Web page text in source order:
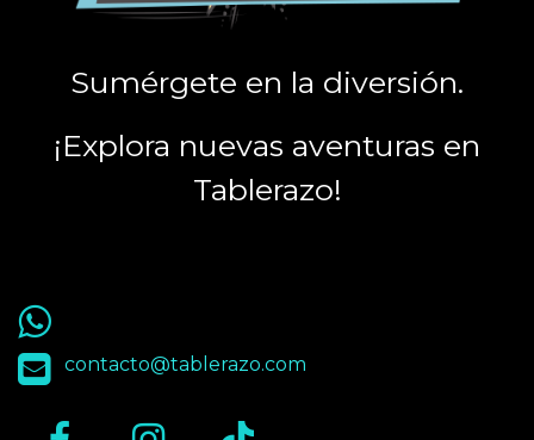
Sumérgete en la diversión.
¡Explora nuevas aventuras en
Tablerazo!
55 9563 4848
contacto@tablerazo.com